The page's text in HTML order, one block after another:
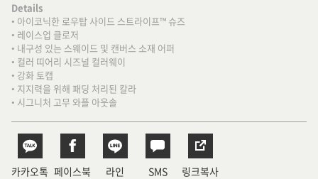
Details
• 아이코닉한 로우탑 사이드 스트라이프™ 슈즈
• 레이스업 클로저
• 내구성 있는 스웨이드 및 캔버스 소재 어퍼
• 컬러 띠어리 시즈널 컬러웨이
• 강화 토캡
• 지지력을 위해 패딩 처리된 칼라
• 시그니처 고무 와플 아웃솔
카카오톡 페이스북 라인 SMS 링크복사